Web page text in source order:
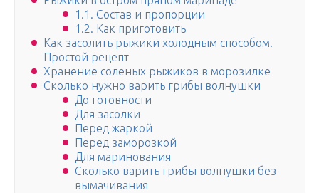
1.1. Состав и пропорции
1.2. Как приготовить
Как засолить рыжики холодным способом.
Простой рецепт
Хранение соленых рыжиков в морозилке
Сколько нужно варить грибы волнушки
До готовности
Для засолки
Перед жаркой
Перед заморозкой
Для маринования
Сколько варить грибы волнушки без
вымачивания